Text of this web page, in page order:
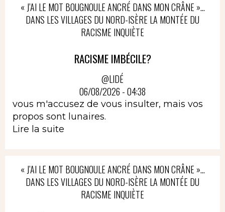
« J’AI LE MOT BOUGNOULE ANCRÉ DANS MON CRÂNE »…
DANS LES VILLAGES DU NORD-ISÈRE LA MONTÉE DU
RACISME INQUIÈTE
RACISME IMBÉCILE?
@LIDÉ
06/08/2026 - 04:38
vous m'accusez de vous insulter, mais vos
propos sont lunaires.
Lire la suite
« J’AI LE MOT BOUGNOULE ANCRÉ DANS MON CRÂNE »…
DANS LES VILLAGES DU NORD-ISÈRE LA MONTÉE DU
RACISME INQUIÈTE